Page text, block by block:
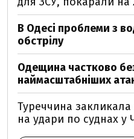
В Одесі проблеми з
обстрілу
Одещина частково без
наймасштабніших
Туреччина
на удари по суднах у